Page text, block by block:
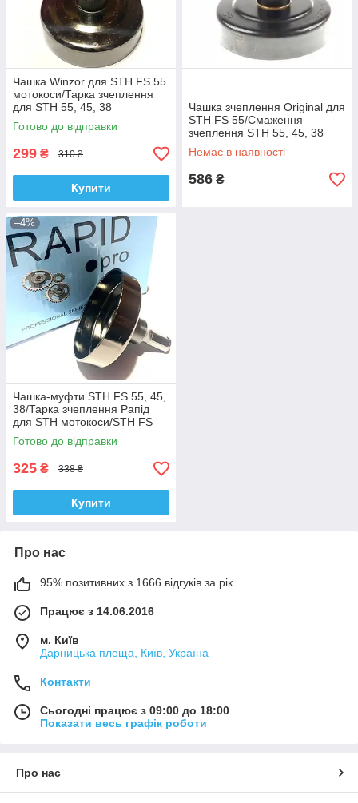
Чашка Winzor для STH FS 55
мотокоси/Тарка зчеплення
для STH 55, 45, 38
Вінзор/Winzor
Готово до відправки
299 ₴ 310 ₴
Купити
Чашка зчеплення Original для
STH FS 55/Смаження
зчеплення STH 55, 45, 38
мотокоси/Оригінал/
Німеччина
Немає в наявності
586 ₴
–4%
Чашка-муфти STH FS 55, 45,
38/Тарка зчеплення Рапід
для STH мотокоси/STH FS
45/STH FS 38
Готово до відправки
325 ₴ 338 ₴
Купити
Про нас
95% позитивних з 1666 відгуків за рік
Працює з 14.06.2016
м. Київ
Дарницька площа, Київ, Україна
Контакти
Сьогодні працює з 09:00 до 18:00
Показати весь графік роботи
Про нас